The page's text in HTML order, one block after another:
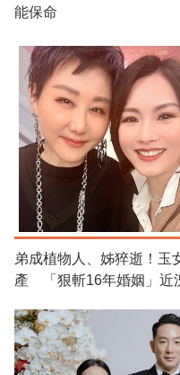
能保命
弟成植物人、姊猝逝！玉
產 「狠斬16年婚姻」近